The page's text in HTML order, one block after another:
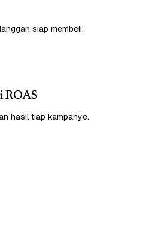
siap membeli.
ROAS
hasil tiap kampanye.